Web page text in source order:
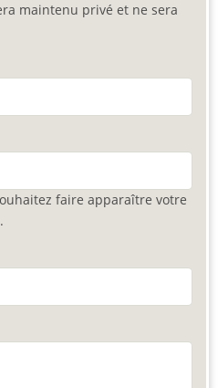
maintenu privé et ne sera
faire apparaître votre